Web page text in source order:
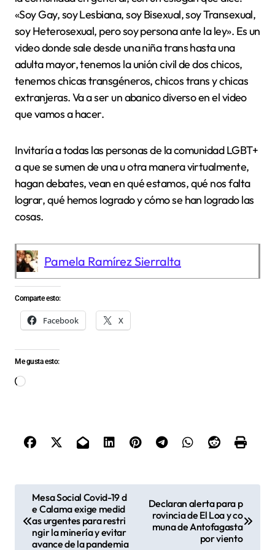
«Soy Gay, soy Lesbiana, soy Bisexual, soy Transexual,
soy Heterosexual, pero soy persona ante la ley». Es un
video donde sale desde una niña trans hasta una
adulta mayor, tenemos la unión civil de dos chicos,
tenemos chicas transgéneros, chicos trans y chicas
extranjeras. Va a ser un abanico diverso en el video
que vamos a hacer.
Invitaría a todas las personas de la comunidad LGBT+
a que se sumen de una u otra manera virtualmente,
hagan debates, vean en qué estamos, qué nos falta
lograr, qué hemos logrado y cómo se han logrado las
cosas.
Pamela Ramírez Sierralta
Comparte esto:
Facebook X
Me gusta esto:
Cargando...
Mesa Social Covid-19 d
e Calama exige medid
as urgentes para restri
ngir la minería y evitar
avance de la pandemia
Declaran alerta para p
rovincia de El Loa y co
muna de Antofagasta
por viento